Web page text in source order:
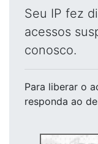
Seu IP fez
acessos
conosco.
Para liberar o
responda ao